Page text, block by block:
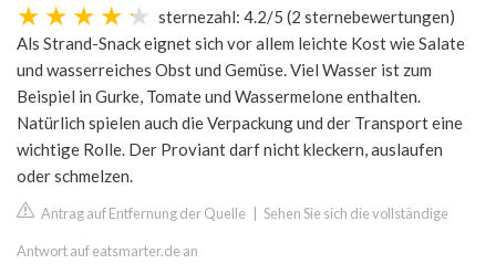
sternezahl: 4.2/5 (2 sternebewertungen)
Als Strand-Snack eignet sich vor allem leichte Kost wie Salate
und wasserreiches Obst und Gemüse. Viel Wasser ist zum
Beispiel in Gurke, Tomate und Wassermelone enthalten.
Natürlich spielen auch die Verpackung und der Transport eine
wichtige Rolle. Der Proviant darf nicht kleckern, auslaufen
oder schmelzen.
Antrag auf Entfernung der Quelle Sehen Sie sich die vollständige
Antwort auf eatsmarter.de an